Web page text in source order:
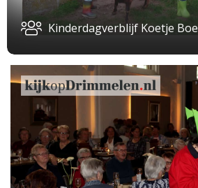
Kinderdagverblijf Koetje Boe